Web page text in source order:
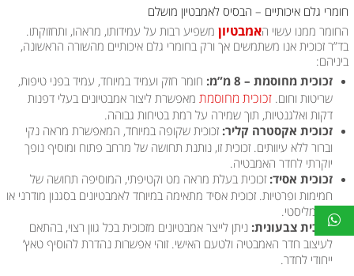
חומרי גלם איכותיים – הבסיס לאמבטיון מושלם
החומר ממנו עשוי האמבטיוןמשפיע רבות על עמידותו, מראהו, ותחזוקתו.
בד”ר זכוכית אנו משתמשים אך ורק בחומרי גלם איכותיים מהשורה הראשונה,
ביניהם:
זכוכית מחוסמת – 8 מ”מ:
חומר חזק ועמיד במיוחד, עמיד בפני טיפות,
שריטות וחום. זכוכית מחוסמתמאפשרת ליצור אמבטיונים בעלי דפנות
דקות ואלגנטיות, תוך שמירה על רמת בטיחות גבוהה.
זכוכית אקסטרה קליר: זכוכית שקופה במיוחד, המאפשרת מראה נקי
וברור ללא עיוותים. זכוכית זו, נותנת תחושה של מרחב פתוח ומוסיף נופך
יוקרתי לחדר האמבטיה.
זכוכית אסיד: זכוכית בעלת מראה מט וקטיפתי, המוסיפה תחושה של
חמימות ופרטיות. זכוכית אסיד מתאימה במיוחד לאמבטיונים בסגנון מודרני או
מינימליסטי.
זכוכית צבעונית: ניתן לייצר אמבטיונים מזכוכית בכל גוון רצוי, בהתאם
לעיצוב חדר האמבטיה ולטעם האישי. זוהי אפשרות נהדרת להוסיף טאץ’
ייחודי לחדר.